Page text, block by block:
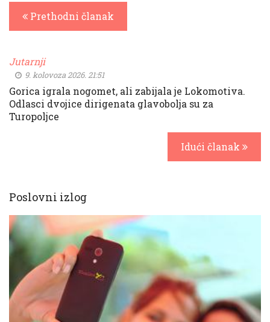
Prethodni članak
Jutarnji
9. kolovoza 2026. 21:51
Gorica igrala nogomet, ali zabijala je Lokomotiva.
Odlasci dvojice dirigenata glavobolja su za
Turopoljce
Idući članak
Poslovni izlog